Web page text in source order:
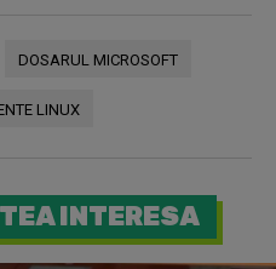
DOSARUL MICROSOFT
LINUX
INTERESA